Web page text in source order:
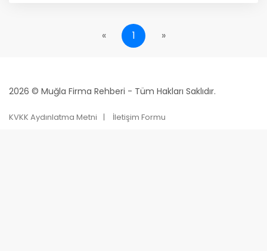
« 1 »
2026 © Muğla Firma Rehberi - Tüm Hakları Saklıdır.
KVKK Aydınlatma Metni İletişim Formu